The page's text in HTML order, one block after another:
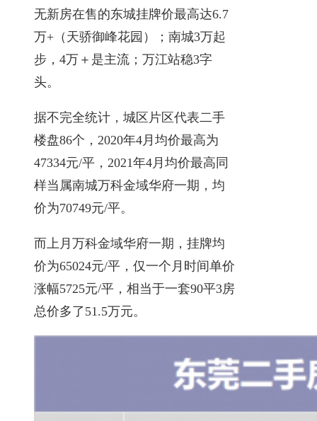
无新房在售的东城挂牌价最高达6.7
万+（天骄御峰花园）；南城3万起
步，4万＋是主流；万江站稳3字
头。
据不完全统计，城区片区代表二手
楼盘86个，2020年4月均价最高为
47334元/平，2021年4月均价最高同
样当属南城万科金域华府一期，均
价为70749元/平。
而上月万科金域华府一期，挂牌均
价为65024元/平，仅一个月时间单价
涨幅5725元/平，相当于一套90平3房
总价多了51.5万元。